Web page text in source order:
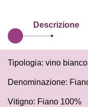
Descrizione
Tipologia: vino bianco
Denominazione:
Vitigno: Fiano 100%